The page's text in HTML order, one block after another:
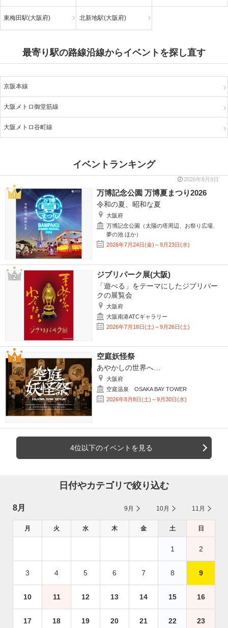
東梅田駅(大阪府) 北新地駅(大阪府)
最寄り駅の路線沿線からイベントを探し直す
京阪本線
大阪メトロ御堂筋線
大阪メトロ谷町線
イベントランキング
2026年8月9日
万博記念公園 万博夏まつり2026
令和の夏、昭和な夏
大阪府
万博記念公園（太陽の塔周辺、お祭り広場、
夢の池 ほか）
2026年7月24日(金)～9月23日(水)
ジブリパーク展(大阪)
「遊べる」をテーマにしたジブリパー
クの展覧会
大阪府
大阪南港ATCギャラリー
2026年7月18日(土)～9月26日(土)
空庭妖怪祭
あやかしの世界へ…
大阪府
空庭温泉 OSAKA BAY TOWER
2026年8月8日(土)～9月30日(水)
4位以下のイベントを見る
日付やカテゴリで絞り込む
8月 9月 10月 11月
月 火 水 木 金 土 日
1 2
3 4 5 6 7 8 9
10 11 12 13 14 15 16
17 18 19 20 21 22 23